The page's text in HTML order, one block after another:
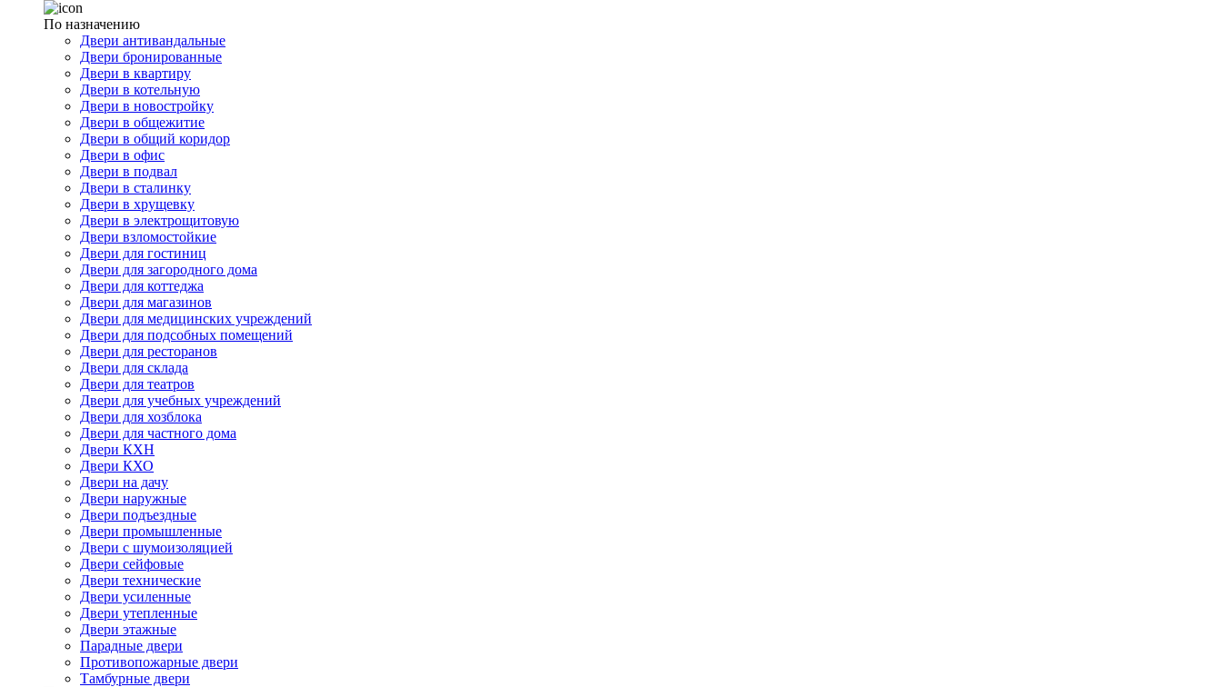
По назначению
Двери антивандальные
Двери бронированные
Двери в квартиру
Двери в котельную
Двери в новостройку
Двери в общежитие
Двери в общий коридор
Двери в офис
Двери в подвал
Двери в сталинку
Двери в хрущевку
Двери в электрощитовую
Двери взломостойкие
Двери для гостиниц
Двери для загородного дома
Двери для коттеджа
Двери для магазинов
Двери для медицинских учреждений
Двери для подсобных помещений
Двери для ресторанов
Двери для склада
Двери для театров
Двери для учебных учреждений
Двери для хозблока
Двери для частного дома
Двери КХН
Двери КХО
Двери на дачу
Двери наружные
Двери подъездные
Двери промышленные
Двери с шумоизоляцией
Двери сейфовые
Двери технические
Двери усиленные
Двери утепленные
Двери этажные
Парадные двери
Противопожарные двери
Тамбурные двери